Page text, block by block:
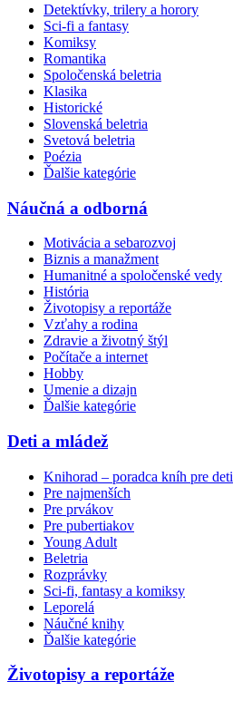
Detektívky, trilery a horory
Sci-fi a fantasy
Komiksy
Romantika
Spoločenská beletria
Klasika
Historické
Slovenská beletria
Svetová beletria
Poézia
Ďalšie kategórie
Náučná a odborná
Motivácia a sebarozvoj
Biznis a manažment
Humanitné a spoločenské vedy
História
Životopisy a reportáže
Vzťahy a rodina
Zdravie a životný štýl
Počítače a internet
Hobby
Umenie a dizajn
Ďalšie kategórie
Deti a mládež
Knihorad – poradca kníh pre deti
Pre najmenších
Pre prvákov
Pre pubertiakov
Young Adult
Beletria
Rozprávky
Sci-fi, fantasy a komiksy
Leporelá
Náučné knihy
Ďalšie kategórie
Životopisy a reportáže